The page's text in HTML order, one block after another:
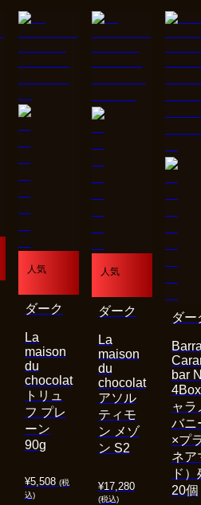
人気
¥5,508 (税
込)
La
maison
du
chocolat
トリュ
フ プレ
ーン
90g
ダーク
人気
¥17,280
(税込)
La
maison
du
chocolat
アソル
ティモ
ン メゾ
ン S2
ダーク
bar
ャラ
バニ
×プ
ネア
ド
20個
ダー